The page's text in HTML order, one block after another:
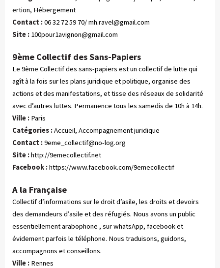
ertion, Hébergement
Contact :06 32 72 59 70/mh.ravel@gmail.com
Site : 100pour1avignon@gmail.com
9ème Collectif des Sans-Papiers
Le 9ème Collectif des sans-papiers est un collectif de lutte qui
agît à la fois sur les plans juridique et politique, organise des
actions et des manifestations, et tisse des réseaux de solidarité
avec d’autres luttes. Permanence tous les samedis de 10h à 14h.
Ville : Paris
Catégories : Accueil, Accompagnement juridique
Contact :9eme_collectif@no-log.org
Site :http://9emecollectif.net
Facebook :https://www.facebook.com/9emecollectif
A la Française
Collectif d’informations sur le droit d’asile, les droits et devoirs
des demandeurs d’asile et des réfugiés. Nous avons un public
essentiellement arabophone , sur whatsApp, facebook et
évidement parfois le téléphone. Nous traduisons, guidons,
accompagnons et conseillons.
Ville : Rennes